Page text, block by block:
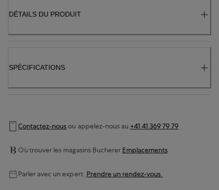
DÉTAILS DU PRODUIT
SPÉCIFICATIONS
Contactez-nousou appelez-nous au +41 41 369 79 79
Où trouver les magasins Bucherer Emplacements
Parler avec un expert. Prendre un rendez-vous.